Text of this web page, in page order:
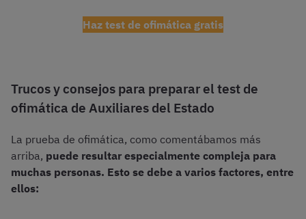
Haz test de ofimática gratis
Trucos y consejos para preparar el test de
ofimática de Auxiliares del Estado
La prueba de ofimática, como comentábamos más
arriba, puede resultar especialmente compleja para
muchas personas. Esto se debe a varios factores, entre
ellos: